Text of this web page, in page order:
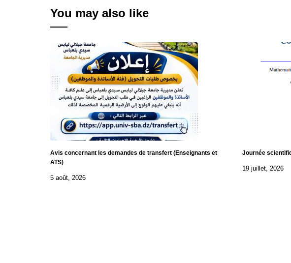
You may also like
Avis concernant les demandes de transfert (Enseignants et
ATS)
5 août, 2026
Journée
19 juillet, 2026